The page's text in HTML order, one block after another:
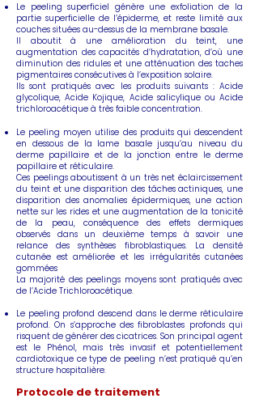
Le peeling superficiel génère une exfoliation de la
partie superficielle de l’épiderme, et reste limité aux
couches situées au-dessus de la membrane basale.
Il aboutit à une amélioration du teint, une
augmentation des capacités d’hydratation, d’où une
diminution des ridules et une atténuation des taches
pigmentaires consécutives à l’exposition solaire.
Ils sont pratiqués avec les produits suivants : Acide
glycolique, Acide Kojique, Acide salicylique ou Acide
trichloroacétique à très faible concentration.
Le peeling moyen utilise des produits qui descendent
en dessous de la lame basale jusqu’au niveau du
derme papillaire et de la jonction entre le derme
papillaire et réticulaire.
Ces peelings aboutissent à un très net éclaircissement
du teint et une disparition des tâches actiniques, une
disparition des anomalies épidermiques, une action
nette sur les rides et une augmentation de la tonicité
de la peau, conséquence des effets dermiques
observés dans un deuxième temps à savoir une
relance des synthèses fibroblastiques. La densité
cutanée est améliorée et les irrégularités cutanées
gommées
La majorité des peelings moyens sont pratiqués avec
de l’Acide Trichloroacétique.
Le peeling profond descend dans le derme réticulaire
profond. On s’approche des fibroblastes profonds qui
risquent de générer des cicatrices. Son principal agent
est le Phénol, mais très invasif et potentiellement
cardiotoxique ce type de peeling n’est pratiqué qu’en
structure hospitalière.
Protocole de traitement